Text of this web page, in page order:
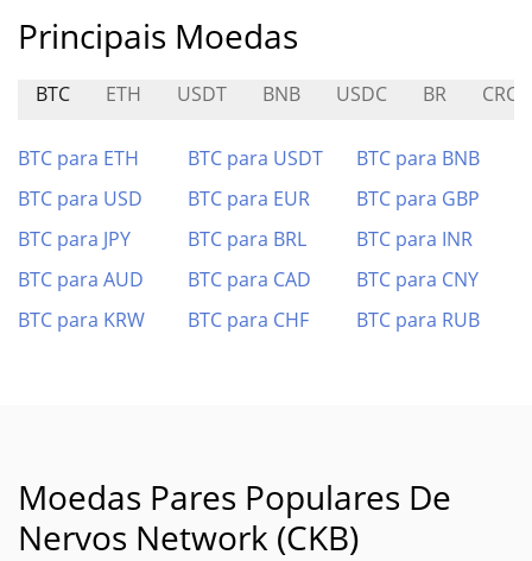
Principais Moedas
BTC ETH USDT BNB USDC BR
BTC para ETH BTC para USDT
BTC para BNB
BTC para USD
BTC para EUR
BTC para GBP
BTC para JPY
BTC para BRL
BTC para INR
BTC para AUD
BTC para CAD
BTC para CNY
BTC para KRW
BTC para CHF BTC para RUB
Moedas Pares Populares De
Nervos Network (CKB)